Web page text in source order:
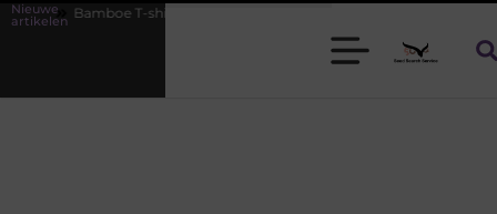
Nieuwe
artikelen
T-shirts voor heren die koel blijven